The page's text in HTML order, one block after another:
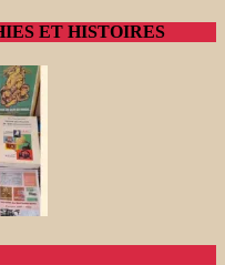
ET HISTOIRES